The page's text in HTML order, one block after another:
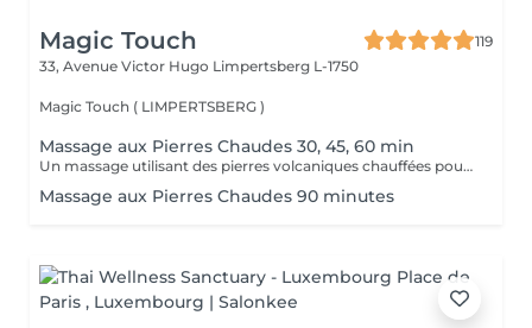
Magic Touch
119
33, Avenue Victor Hugo Limpertsberg L-1750
Magic Touch ( LIMPERTSBERG )
Massage aux Pierres Chaudes 30, 45, 60 min
Un massage utilisant des pierres volcaniques chauffées pour détendre les muscles en profondeur et stimuler la circulation. Un soin réconfortant et enveloppant.
Massage aux Pierres Chaudes 90 minutes